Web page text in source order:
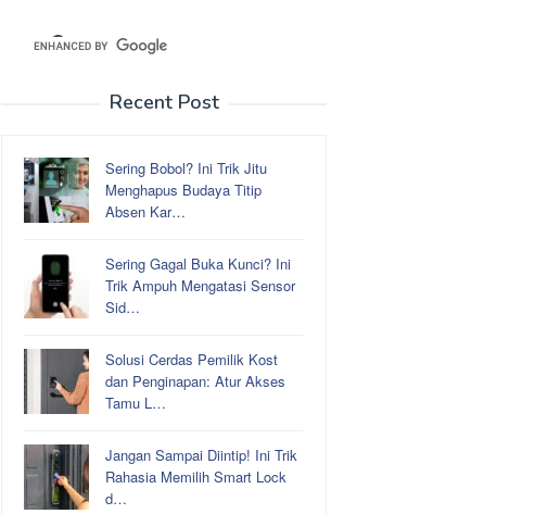
Recent Post
Sering Bobol? Ini Trik Jitu
Menghapus Budaya Titip
Absen Kar…
Sering Gagal Buka Kunci? Ini
Trik Ampuh Mengatasi Sensor
Sid…
Solusi Cerdas Pemilik Kost
dan Penginapan: Atur Akses
Tamu L…
Jangan Sampai Diintip! Ini Trik
Rahasia Memilih Smart Lock
d…